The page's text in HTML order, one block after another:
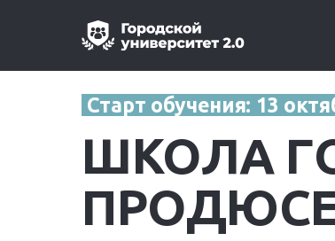
ШКОЛА
Старт обучения: 13